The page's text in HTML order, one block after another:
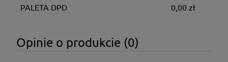
PALETA DPD 0,00 zł
Opinie o produkcie (0)